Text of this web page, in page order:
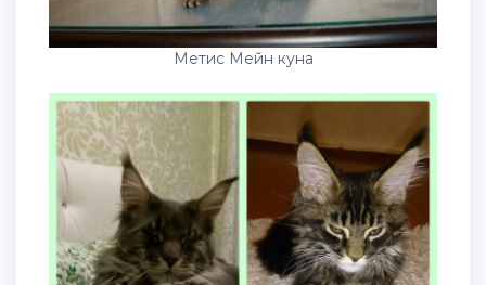
Метис Мейн куна